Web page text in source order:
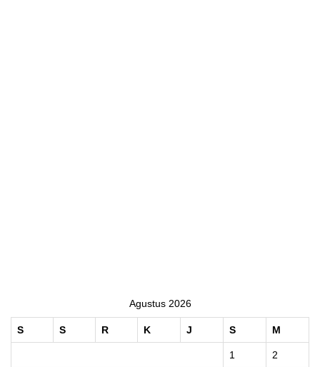
Agustus 2026
S S R K J S M
1 2